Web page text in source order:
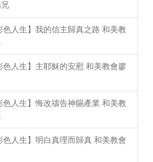
色人生】我的信主歸真之路 和美教
色人生】主耶穌的安慰 和美教會廖
色人生】悔改禱告神賜產業 和美教
色人生】明白真理而歸真 和美教會